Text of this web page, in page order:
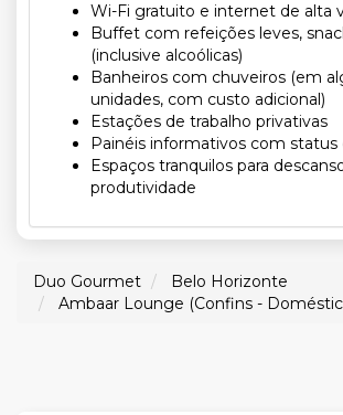
Wi-Fi gratuito e internet de alta
Buffet com refeições leves,
(inclusive alcoólicas)
Banheiros com chuveiros (em
unidades, com custo adicional)
Estações de trabalho privativas
Painéis informativos com status
Espaços tranquilos para
produtividade
Duo Gourmet
Belo Horizonte
Ambaar Lounge (Confins -